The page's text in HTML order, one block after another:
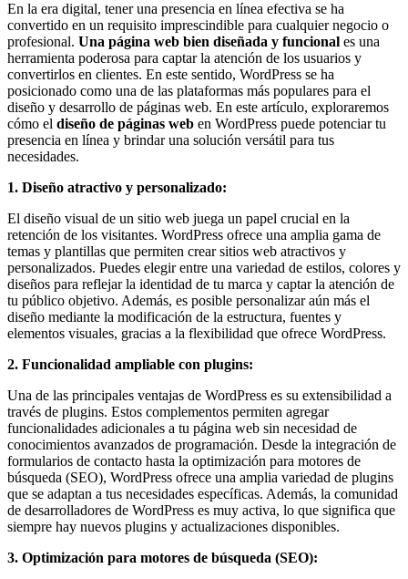
mirada
estratégica
y
versátil
del
Marketing
en
LATAM
|
Bitácora
social
de
Mercadeo
Interactivo,
Medios,
Publicidad,
Marketing,
Campañas
Publicitarias,
Agencias,
Empresas,
Negocios,
Tendencias,
Trendings,
Dinero,
Economía,
Diseño
Web,
Móviles,
Estrategias
Digitales,
Estrategias
Publicitarias,
Alianzas,
En la era digital, tener una presencia en línea efectiva se ha
convertido en un requisito imprescindible para cualquier negocio o
profesional. Una página web bien diseñada y funcional es una
herramienta poderosa para captar la atención de los usuarios y
convertirlos en clientes. En este sentido, WordPress se ha
posicionado como una de las plataformas más populares para el
diseño y desarrollo de páginas web. En este artículo, exploraremos
cómo el diseño de páginas web en WordPress puede potenciar tu
presencia en línea y brindar una solución versátil para tus
necesidades.
1. Diseño atractivo y personalizado:
El diseño visual de un sitio web juega un papel crucial en la
retención de los visitantes. WordPress ofrece una amplia gama de
temas y plantillas que permiten crear sitios web atractivos y
personalizados. Puedes elegir entre una variedad de estilos, colores y
diseños para reflejar la identidad de tu marca y captar la atención de
tu público objetivo. Además, es posible personalizar aún más el
diseño mediante la modificación de la estructura, fuentes y
elementos visuales, gracias a la flexibilidad que ofrece WordPress.
2. Funcionalidad ampliable con plugins:
Una de las principales ventajas de WordPress es su extensibilidad a
través de plugins. Estos complementos permiten agregar
funcionalidades adicionales a tu página web sin necesidad de
conocimientos avanzados de programación. Desde la integración de
formularios de contacto hasta la optimización para motores de
búsqueda (SEO), WordPress ofrece una amplia variedad de plugins
que se adaptan a tus necesidades específicas. Además, la comunidad
de desarrolladores de WordPress es muy activa, lo que significa que
siempre hay nuevos plugins y actualizaciones disponibles.
3. Optimización para motores de búsqueda (SEO):